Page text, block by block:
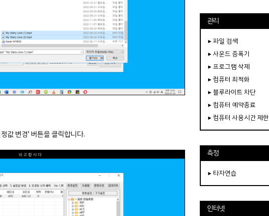
값 변경' 버튼을 클릭합니다.
관리
▸ 파일 검색
▸ 사운드 증폭기
▸ 프로그램 삭제
▸ 컴퓨터 최적화
▸ 블루라이트 차단
▸ 컴퓨터 예약종료
▸ 컴퓨터 사용시간 제한
측정
▸ 타자연습
인터넷